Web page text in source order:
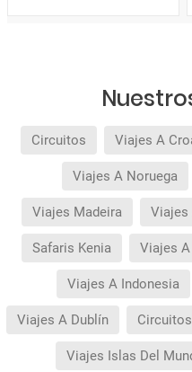
Circuitos Viajes A
Viajes A Noruega
Viajes Madeira Viajes
Safaris Kenia Viajes
Viajes A Indonesia
Viajes A Dublín
Viajes Islas Del